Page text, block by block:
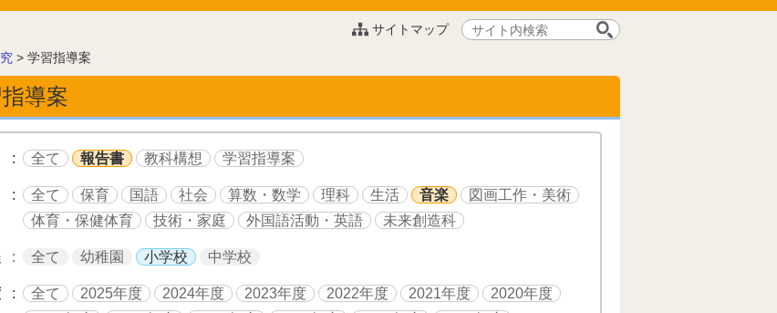
このページの本文へ
サイトマップ
サ
検
> 学習指導案
導案
全て 報告書 教科構想 学習指導案
全て 保育 国語 社会 算数・数学 理科 生活 音楽
図画工作・美術
体育・保健体育
技術・家庭 外国語活動・英語 未来創造科
全て 幼稚園 小学校 中学校
全て 2025年度 2024年度 2023年度 2022年度 2021年度
2020年度